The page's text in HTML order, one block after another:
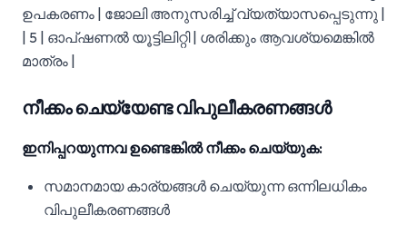
ഉപകരണം | ജോലി അനുസരിച്ച് വ്യത്യാസപ്പെടുന്നു |
| 5 | ഓപ്ഷണൽ യൂട്ടിലിറ്റി | ശരിക്കും ആവശ്യമെങ്കിൽ
മാത്രം |
നീക്കം ചെയ്യേണ്ട വിപുലീകരണങ്ങൾ
ഇനിപ്പറയുന്നവ ഉണ്ടെങ്കിൽ നീക്കം ചെയ്യുക:
സമാനമായ കാര്യങ്ങൾ ചെയ്യുന്ന ഒന്നിലധികം
വിപുലീകരണങ്ങൾ